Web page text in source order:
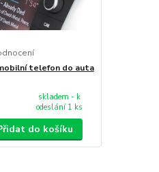
telefon do auta
skladem - k
odeslání 1 ks
do košíku